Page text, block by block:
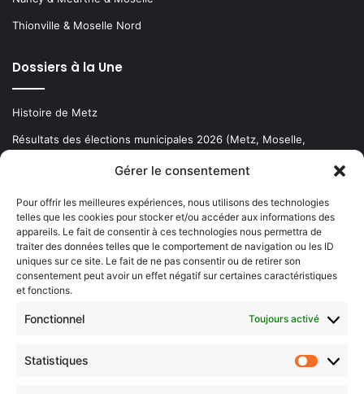
Gérer le consentement
Pour offrir les meilleures expériences, nous utilisons des technologies
telles que les cookies pour stocker et/ou accéder aux informations des
appareils. Le fait de consentir à ces technologies nous permettra de
traiter des données telles que le comportement de navigation ou les ID
uniques sur ce site. Le fait de ne pas consentir ou de retirer son
consentement peut avoir un effet négatif sur certaines caractéristiques
et fonctions.
Fonctionnel Toujours activé
Statistiques
Thionville & Moselle Nord
Dossiers à la Une
Histoire de Metz
Résultats des élections municipales 2026 (Metz, Moselle,
Newsletter gratuite
Choisissez : matin, soir ou hebdo ?